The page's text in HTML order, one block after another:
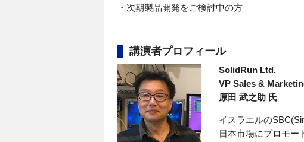
・次期製品開発をご検討中の方
講演者プロフィール
SolidRun Ltd.
VP Sales &
原田 武之助 氏
イスラエルの
日本市場にプロモー